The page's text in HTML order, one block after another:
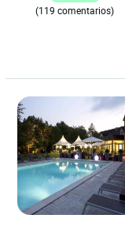
(119 comentarios)